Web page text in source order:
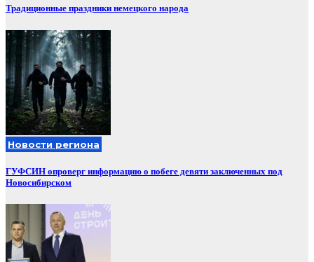
Традиционные праздники немецкого народа
Новости региона
ГУФСИН опроверг информацию о побеге девяти заключенных под
Новосибирском